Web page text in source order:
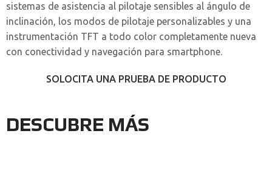
sistemas de asistencia al pilotaje sensibles al ángulo de
inclinación, los modos de pilotaje personalizables y una
instrumentación TFT a todo color completamente nueva
con conectividad y navegación para smartphone.
SOLOCITA UNA PRUEBA DE PRODUCTO
DESCUBRE MÁS